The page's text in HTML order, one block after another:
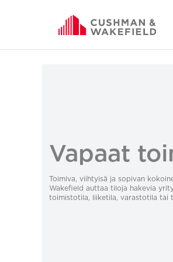
Vapaat
Toimiva, viihtyisä ja sopivan
Wakefield auttaa tiloja hakevia
toimistotila, liiketila, varastotila tai